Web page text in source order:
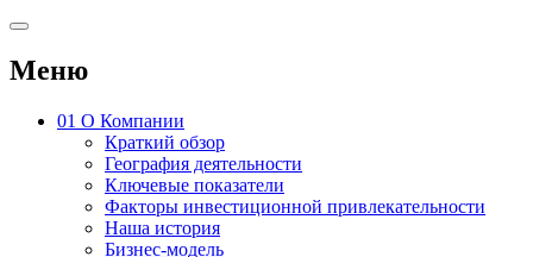
Меню
01 О Компании
Краткий обзор
География деятельности
Ключевые показатели
Факторы инвестиционной привлекательности
Наша история
Бизнес-модель